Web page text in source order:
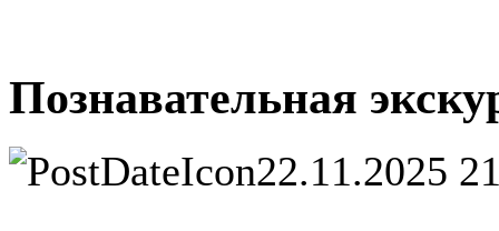
Познавательная
22.11.2025